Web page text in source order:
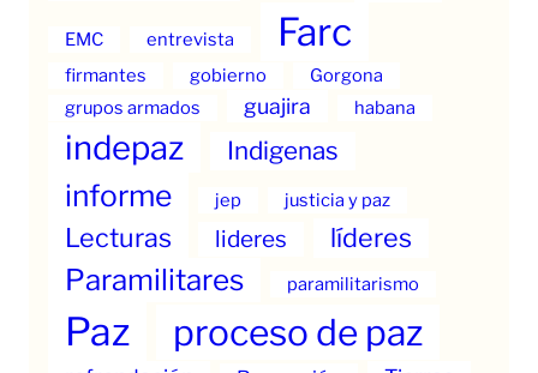
EMC entrevista Farc
firmantes gobierno
Gorgona
grupos armados
guajira habana
indepaz Indigenas
informe jep justicia y paz
Lecturas lideres líderes
Paramilitares paramilitarismo
Paz proceso de paz